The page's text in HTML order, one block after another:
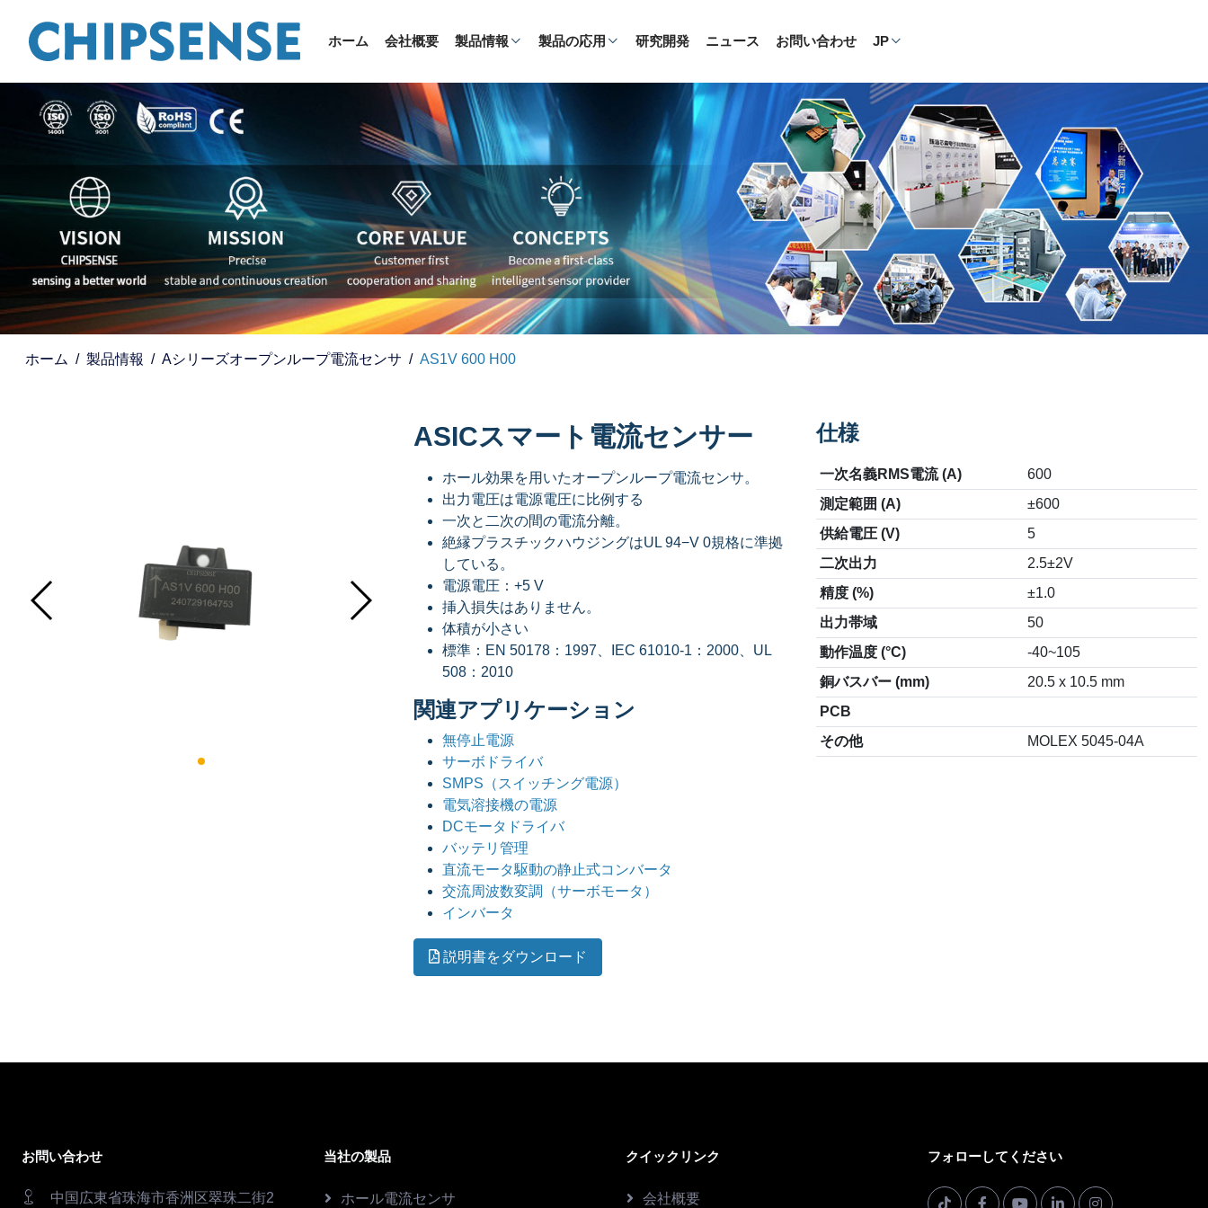
ホーム 会社概要 製品情報 製品の応用 研究開発 ニュース お問い合わせ JP
ホーム 製品情報 Aシリーズオープンループ電流センサ AS1V 600 H00
ASICスマート電流センサー
ホール効果を用いたオープンループ電流センサ。
出力電圧は電源電圧に比例する
一次と二次の間の電流分離。
絶縁プラスチックハウジングはUL 94−V 0規格に準拠
している。
電源電圧：+5 V
挿入損失はありません。
体積が小さい
標準：EN 50178：1997、IEC 61010-1：2000、UL
508：2010
関連アプリケーション
無停止電源
サーボドライバ
SMPS（スイッチング電源）
電気溶接機の電源
DCモータドライバ
バッテリ管理
直流モータ駆動の静止式コンバータ
交流周波数変調（サーボモータ）
インバータ
説明書をダウンロード
仕様
一次名義RMS電流 (A)
600
測定範囲 (A)
±600
供給電圧 (V)
5
二次出力
2.5±2V
精度 (%)
±1.0
出力帯域
50
動作温度 (°C)
-40~105
銅バスバー (mm)
20.5 x 10.5 mm
PCB
その他
MOLEX 5045-04A
お問い合わせ
中国広東省珠海市香洲区翠珠二街2
当社の製品
ホール電流センサ
クイックリンク
会社概要
フォローしてください